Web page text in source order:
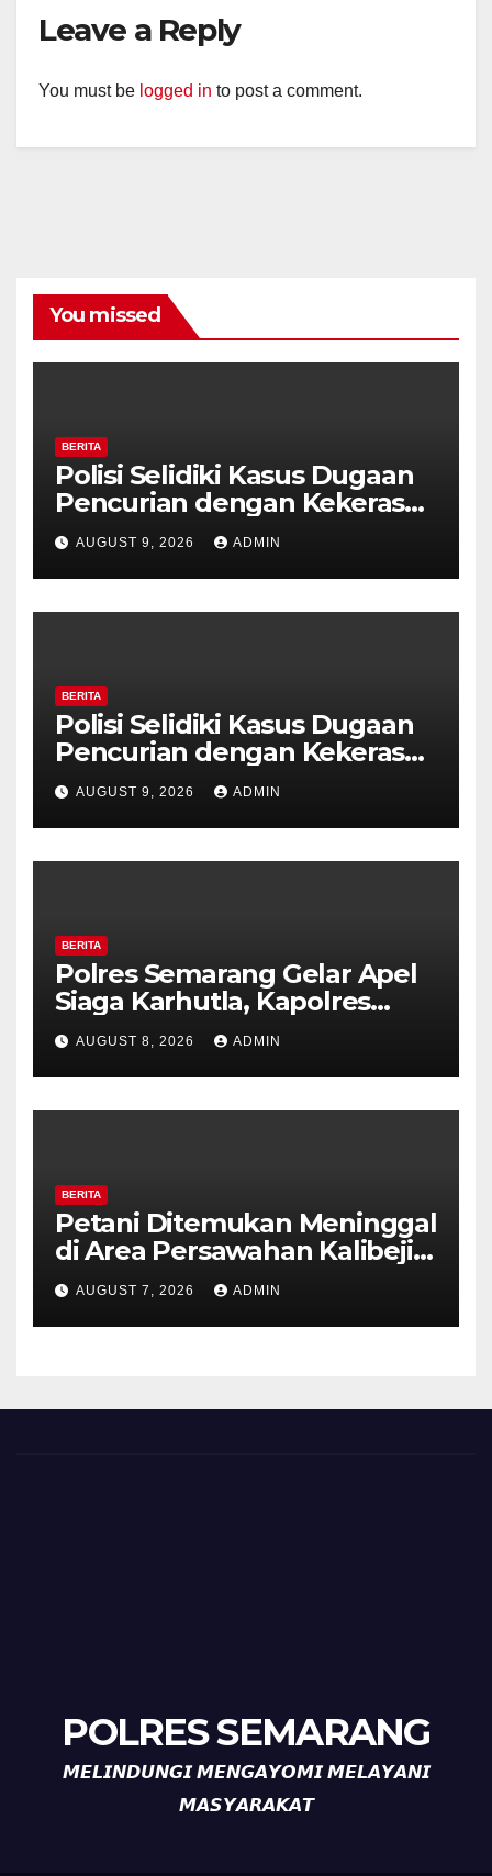
Leave a Reply
You must be logged in to post a comment.
You missed
BERITA
Polisi Selidiki Kasus Dugaan
Pencurian dengan Kekerasan
di Counter HP Royal Phone
Ambarawa.
AUGUST 9, 2026 ADMIN
BERITA
Polisi Selidiki Kasus Dugaan
Pencurian dengan Kekerasan
di Counter HP Royal Phone
Ambarawa.
AUGUST 9, 2026 ADMIN
BERITA
Polres Semarang Gelar Apel
Siaga Karhutla, Kapolres
Tekankan Sinergi dan
Kesiapsiagaan Hadapi Musim
Kemarau.
AUGUST 8, 2026 ADMIN
BERITA
Petani Ditemukan Meninggal
di Area Persawahan Kalibeji,
Polisi Pastikan Tidak Ada
Tanda Kekerasan
AUGUST 7, 2026 ADMIN
POLRES SEMARANG
𝙈𝙀𝙇𝙄𝙉𝘿𝙐𝙉𝙂𝙄 𝙈𝙀𝙉𝙂𝘼𝙔𝙊𝙈𝙄 𝙈𝙀𝙇𝘼𝙔𝘼𝙉𝙄
𝙈𝘼𝙎𝙔𝘼𝙍𝘼𝙆𝘼𝙏